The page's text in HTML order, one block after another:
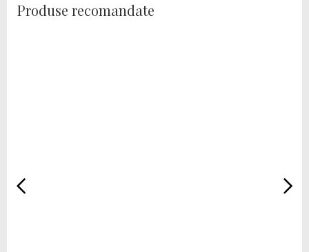
Produse recomandate